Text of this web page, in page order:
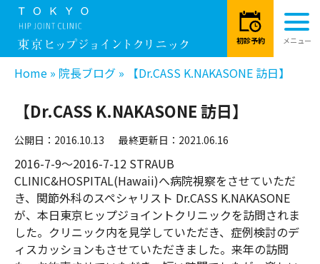
Home » 院長ブログ » 【Dr.CASS K.NAKASONE 訪日】
【Dr.CASS K.NAKASONE 訪日】
公開日：2016.10.13 最終更新日：2021.06.16
2016-7-9～2016-7-12 STRAUB
CLINIC&HOSPITAL(Hawaii)へ病院視察をさせていただ
き、関節外科のスペシャリスト Dr.CASS K.NAKASONE
が、本日東京ヒップジョイントクリニックを訪問されま
した。クリニック内を見学していただき、症例検討のデ
ィスカッションもさせていただきました。来年の訪問